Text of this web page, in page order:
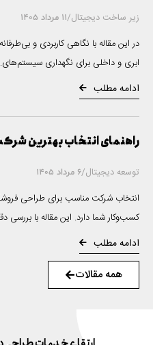
زیر ساخت دیجیتال/11 مرداد 1405
در این مقاله با نگاهی کاربردی و
ابری و داخلی برای نگهداری
ادامه مطلب
توسعه دیجیتال/6 مرداد 1405
راهنمای انتخاب بهترین
انتخاب شرکت مناسب برای طراحی
کسب‌وکار شما دارد. این مقاله با بررسی
ادامه مطلب
همه مقالات